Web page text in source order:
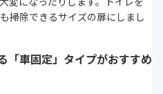
掃除できるサイズの扉にしまし
「車固定」タイプがおすすめ